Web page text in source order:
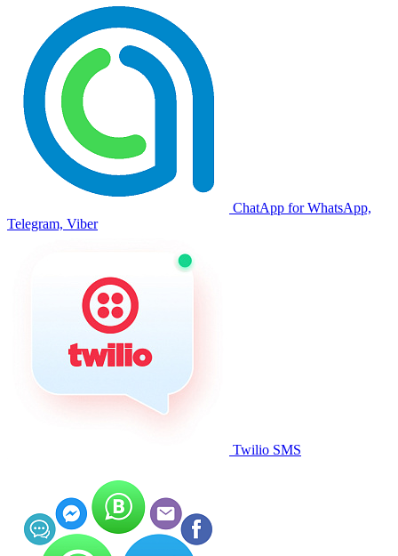
ChatApp for WhatsApp,
Telegram, Viber
Twilio SMS